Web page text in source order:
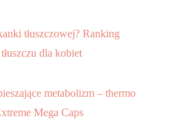
tłuszczowej? Ranking
dla kobiet
metabolizm – thermo
Mega Caps